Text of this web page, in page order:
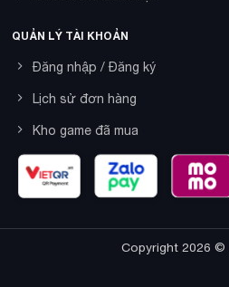
QUẢN LÝ TÀI KHOẢN
Đăng nhập / Đăng ký
Lịch sử đơn hàng
Kho game đã mua
Copyright 2026 ©